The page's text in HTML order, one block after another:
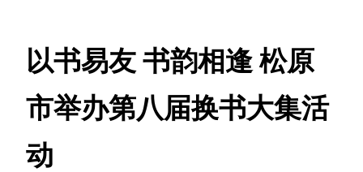
以书易友 书韵相逢 松原
市举办第八届换书大集活
动